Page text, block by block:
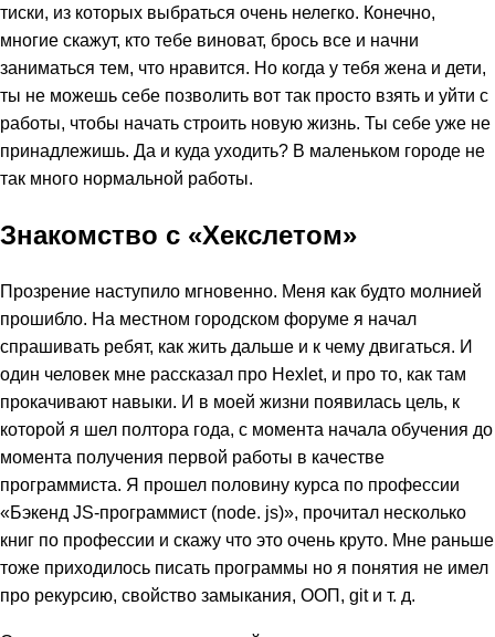
тиски, из которых выбраться очень нелегко. Конечно,
многие скажут, кто тебе виноват, брось все и начни
заниматься тем, что нравится. Но когда у тебя жена и дети,
ты не можешь себе позволить вот так просто взять и уйти с
работы, чтобы начать строить новую жизнь. Ты себе уже не
принадлежишь. Да и куда уходить? В маленьком городе не
так много нормальной работы.
Знакомство с «Хекслетом»
Прозрение наступило мгновенно. Меня как будто молнией
прошибло. На местном городском форуме я начал
спрашивать ребят, как жить дальше и к чему двигаться. И
один человек мне рассказал про Hexlet, и про то, как там
прокачивают навыки. И в моей жизни появилась цель, к
которой я шел полтора года, с момента начала обучения до
момента получения первой работы в качестве
программиста. Я прошел половину курса по профессии
«Бэкенд JS-программист (node. js)», прочитал несколько
книг по профессии и скажу что это очень круто. Мне раньше
тоже приходилось писать программы но я понятия не имел
про рекурсию, свойство замыкания, ООП, git и т. д.